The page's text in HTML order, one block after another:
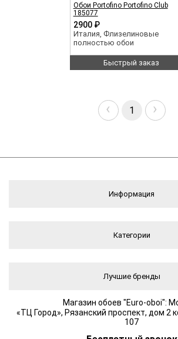
Обои Portofino Portofino Club
185077
2900 ₽
Италия, Флизелиновые
полностью обои
Быстрый заказ
‹ 1 ›
Информация
Категории
Лучшие бренды
Магазин обоев "Euro-oboi":
«ТЦ Город», Рязанский проспект, дом 2
107